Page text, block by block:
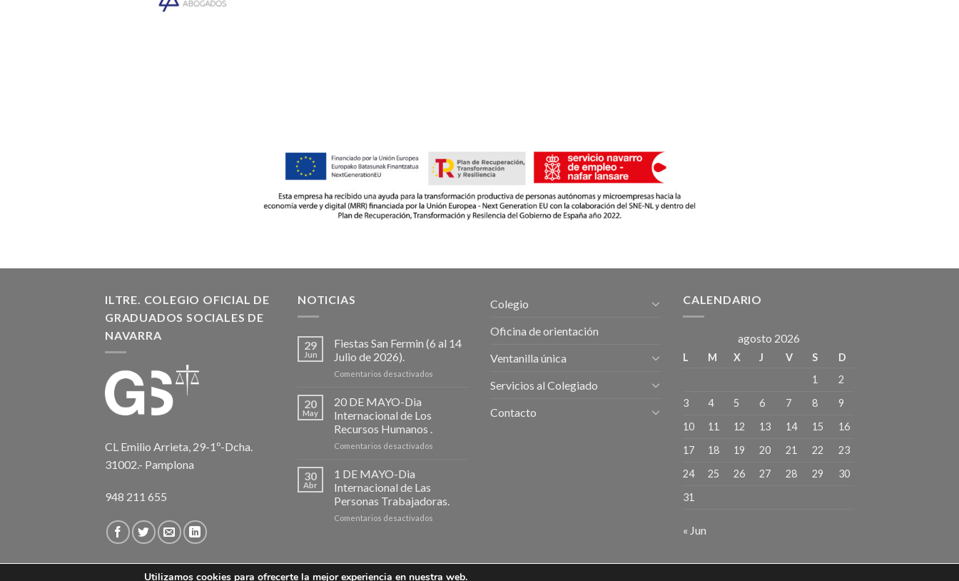
ILTRE. COLEGIO OFICIAL DE
GRADUADOS SOCIALES DE
NAVARRA
CL Emilio Arrieta, 29-1º-Dcha.
31002.- Pamplona
948 211 655
NOTICIAS
29
Jun
Fiestas San Fermin (6 al 14
Julio de 2026).
Comentarios desactivados
20
May
20 DE MAYO-Dia
Internacional de Los
Recursos Humanos .
Comentarios desactivados
Internacional
.
30
Abr
1 DE MAYO-Dia
Internacional de Las
Personas Trabajadoras.
Comentarios desactivados
Dia
Internacional
Colegio
Oficina de orientación
Ventanilla única
Servicios al Colegiado
Contacto
CALENDARIO
agosto 2026
L M X J V S
D
1
2
3
4 5 6 7 8
9
10
11 12 13 14 15
16
17
18 19 20 21 22
23
24
25 26 27 28 29
30
31
« Jun
Utilizamos cookies para ofrecerte la mejor experiencia en nuestra web.